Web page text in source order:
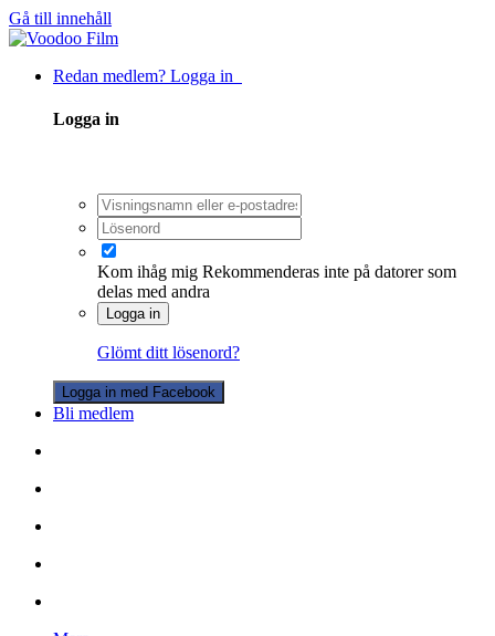
Gå till innehåll
Redan medlem? Logga in
Logga in
Kom ihåg mig Rekommenderas inte på datorer som
delas med andra
Logga in
Glömt ditt lösenord?
Logga in med Facebook
Bli medlem